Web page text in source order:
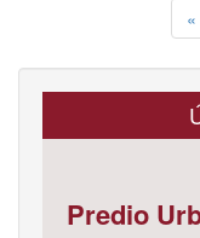
«